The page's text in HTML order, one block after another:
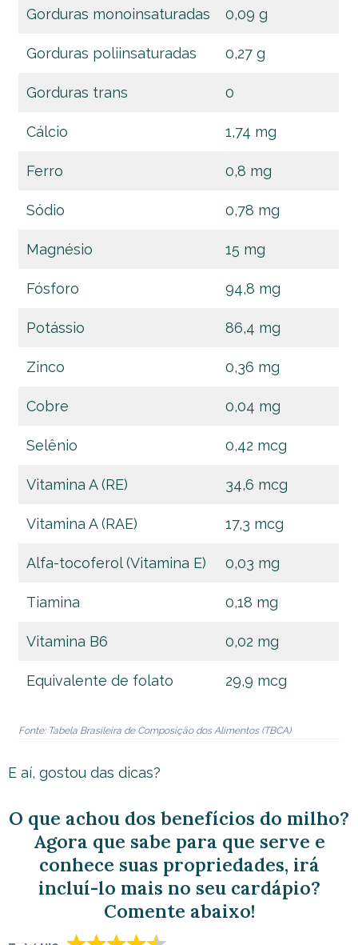
Gorduras monoinsaturadas 0,09 g
Gorduras poliinsaturadas 0,27 g
Gorduras trans 0
Cálcio 1,74 mg
Ferro 0,8 mg
Sódio 0,78 mg
Magnésio 15 mg
Fósforo 94,8 mg
Potássio 86,4 mg
Zinco 0,36 mg
Cobre 0,04 mg
Selênio 0,42 mcg
Vitamina A (RE) 34,6 mcg
Vitamina A (RAE) 17,3 mcg
Alfa-tocoferol (Vitamina E) 0,03 mg
Tiamina 0,18 mg
Vitamina B6 0,02 mg
Equivalente de folato 29,9 mcg
Fonte: Tabela Brasileira de Composição dos Alimentos (TBCA)
E aí, gostou das dicas?
O que achou dos benefícios do milho?
Agora que sabe para que serve e
conhece suas propriedades, irá
incluí-lo mais no seu cardápio?
Comente abaixo!